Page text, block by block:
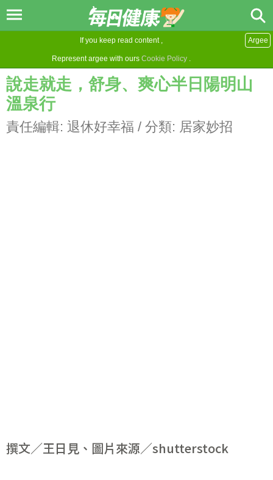
If you keep read content ,
Represent argee with ours Cookie Policy .
Argee
說走就走，舒身、爽心半日陽明山
溫泉行
責任編輯: 退休好幸福 / 分類: 居家妙招
撰文／王日見、圖片來源／shutterstock